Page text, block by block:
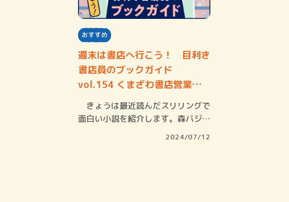
おすすめ
週末は書店へ行こう！ 目利き
書店員のブックガイド
vol.154 くまざわ書店営業推
進部 飯田正人…
きょうは最近読んだスリリングで
面白い小説を紹介します。森バジル
2024/07/12